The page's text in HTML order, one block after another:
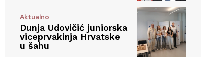
Aktualno
Dunja Udovičić juniorska
viceprvakinja Hrvatske
u šahu